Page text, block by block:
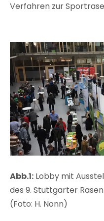
Verfahren zur
Abb.1: Lobby mit
des 9. Stuttgarter
(Foto: H. Nonn)